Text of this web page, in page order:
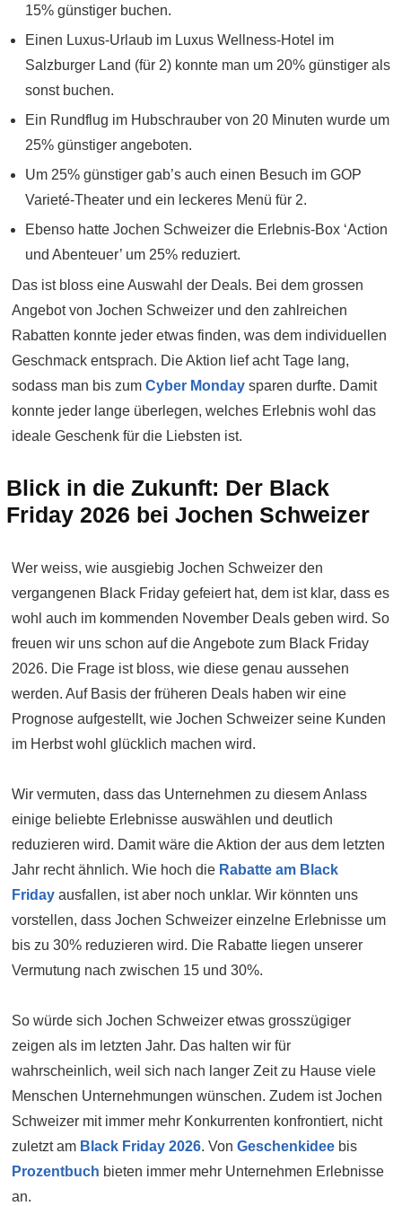
15% günstiger buchen.
Einen Luxus-Urlaub im Luxus Wellness-Hotel im
Salzburger Land (für 2) konnte man um 20% günstiger als
sonst buchen.
Ein Rundflug im Hubschrauber von 20 Minuten wurde um
25% günstiger angeboten.
Um 25% günstiger gab’s auch einen Besuch im GOP
Varieté-Theater und ein leckeres Menü für 2.
Ebenso hatte Jochen Schweizer die Erlebnis-Box ‘Action
und Abenteuer’ um 25% reduziert.
Das ist bloss eine Auswahl der Deals. Bei dem grossen
Angebot von Jochen Schweizer und den zahlreichen
Rabatten konnte jeder etwas finden, was dem individuellen
Geschmack entsprach. Die Aktion lief acht Tage lang,
sodass man bis zum Cyber Monday sparen durfte. Damit
konnte jeder lange überlegen, welches Erlebnis wohl das
ideale Geschenk für die Liebsten ist.
Blick in die Zukunft: Der Black
Friday 2026 bei Jochen Schweizer
Wer weiss, wie ausgiebig Jochen Schweizer den
vergangenen Black Friday gefeiert hat, dem ist klar, dass es
wohl auch im kommenden November Deals geben wird. So
freuen wir uns schon auf die Angebote zum Black Friday
2026. Die Frage ist bloss, wie diese genau aussehen
werden. Auf Basis der früheren Deals haben wir eine
Prognose aufgestellt, wie Jochen Schweizer seine Kunden
im Herbst wohl glücklich machen wird.
Wir vermuten, dass das Unternehmen zu diesem Anlass
einige beliebte Erlebnisse auswählen und deutlich
reduzieren wird. Damit wäre die Aktion der aus dem letzten
Jahr recht ähnlich. Wie hoch die Rabatte am Black
Friday ausfallen, ist aber noch unklar. Wir könnten uns
vorstellen, dass Jochen Schweizer einzelne Erlebnisse um
bis zu 30% reduzieren wird. Die Rabatte liegen unserer
Vermutung nach zwischen 15 und 30%.
So würde sich Jochen Schweizer etwas grosszügiger
zeigen als im letzten Jahr. Das halten wir für
wahrscheinlich, weil sich nach langer Zeit zu Hause viele
Menschen Unternehmungen wünschen. Zudem ist Jochen
Schweizer mit immer mehr Konkurrenten konfrontiert, nicht
zuletzt am Black Friday 2026. Von Geschenkidee bis
Prozentbuch bieten immer mehr Unternehmen Erlebnisse
an.